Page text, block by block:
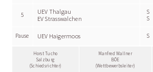
5
UEV Thalgau
EV Strasswalchen
S
S
Pause UEV Haigermoos S
Horst Tucho
Salzburg
(Schiedsrichter)
Manfred Wallner
BÖE
(Wettbewerbsleiter)